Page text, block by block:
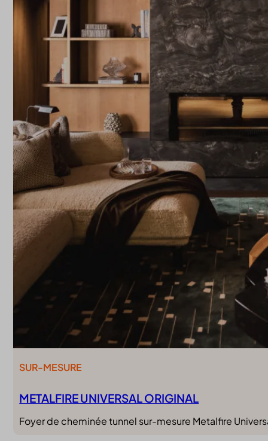
METALFIRE UNIVERSAL ORIGINAL
SUR-MESURE
Foyer de cheminée tunnel sur-mesure Metalfire